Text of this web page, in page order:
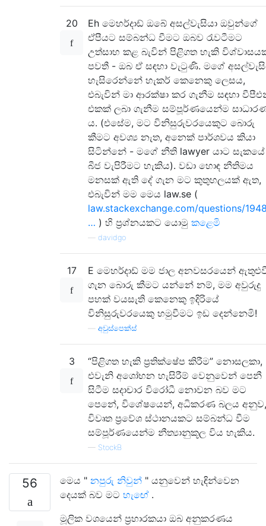
20
Eh මෙහර්දාඩ් ඔබේ අසල්වැසියා ඔවුන්ගේ
ඒපීයට සම්බන්ධ වීමට ඔබව රැවටීමට
උත්සාහ කළ බැවින් පිළිගත හැකි
පවතී - ඔබ ඒ සඳහා වැටුණි. මගේ
හැසිරෙන්නේ හැකර් කෙනෙකු ලෙසය,
එබැවින් මා ආරක්ෂා කර ගැනීම සඳහා
එකක් ලබා ගැනීම සම්පූර්ණයෙන්ම
ය. (එසේම, මට විනිසුරුවරයෙකුට බොරු
කීමට අවශ්‍ය නැත, අනෙක් පාර්ශවය කියා
සිටින්නේ - මගේ නීති lawyer යාට සැකයේ
බීජ වැපිරීමට හැකිය). වඩා හොඳ නීතිමය
මනසක් ඇති දේ ගැන මට කුතුහලයක් ඇත,
එබැවින් මම මෙය law.se (
law.stackexchange.com/questions/
… ) හි ප්‍රශ්නයකට යොමු කළෙමි
davidgo
17
E මෙහර්දාඩ් මම ජාල අනවසරයෙන්
ගැන බොරු කීමට යන්නේ නම්, මම අවුරුදු
පහක් වයසැති කෙනෙකු ඉදිරියේ
විනිසුරුවරයෙකු හමුවීමට ඉඩ දෙන්නෙමි!
අවුස්පෙක්ස්
3
“පිළිගත හැකි ප්‍රතික්ෂේප කිරීම” නොසලකා,
එවැනි අශෝභන හැසිරීම් වෙනුවෙන් පෙනී
සිටීම සදාචාර විරෝධී නොවන බව මට
පෙනේ, විශේෂයෙන්, අධිකරණ බලය අනුව,
විවෘත ප්‍රවේශ ස්ථානයකට සම්බන්ධ වීම
සම්පූර්ණයෙන්ම නීත්‍යානුකූල විය හැකිය.
— StockB
56 මෙය " නපුරු නිවුන් " යනුවෙන් හැඳින්වෙන
දෙයක් බව මට හැඟේ.
මූලික වශයෙන් ප්‍රහාරකයා ඔබ අනුකරණය